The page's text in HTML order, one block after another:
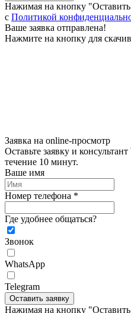
Нажимая на кнопку "Оставить
c Политикой
Ваше заявка отправлена!
Нажмите на кнопку для
Заявка на online-просмотр
Оставьте заявку и
течение 10 минут.
Ваше имя
Номер телефона *
Где удобнее общаться?
Звонок
WhatsApp
Telegram
Оставить заявку
Нажимая на кнопку "Оставить